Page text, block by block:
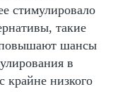
стимулировало
такие
повышают шансы
в
крайне низкого